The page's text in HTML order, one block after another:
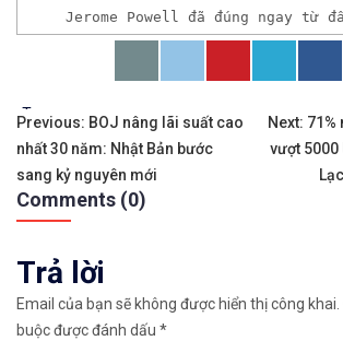
Jerome Powell đã đúng ngay
𝘟𝘦𝘮 𝘤𝘩𝘪 𝘵𝘪ế𝘵: https://
✨🏆Đầ𝐮 𝐭ư 𝐯à 𝐋ướ𝐭 𝐬ó𝐧𝐠 𝐜á𝐜 𝐜ổ
✅𝘔ở 𝘵à𝘪 𝘬𝘩𝘰ả𝘯 𝘵𝘳ê𝘯 𝘴à𝘯
👉Sàn hỗ trợ giao dịch hơn
👉Thuộc top 3 sàn nổi tiếng
👉Xem hướng dẫn đầy đủ tại:
Tags:
Điều
hướng
bài
viết
Previous: BOJ nâng lãi suất cao
nhất 30 năm: Nhật Bản bước
sang kỷ nguyên mới
Next: 71%
vượt 5000
Comments (0)
Trả lời
Email của bạn sẽ không được hiển thị công khai.
buộc được đánh dấu *